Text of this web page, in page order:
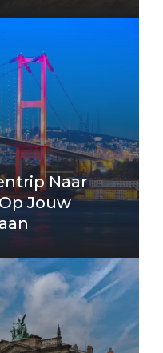
Naar
Jouw